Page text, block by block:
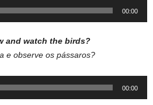
00:00
and watch the birds?
e observe os pássaros?
00:00